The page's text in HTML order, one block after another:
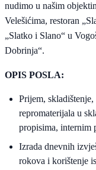
nudimo u našim
Velešićima, restoran
„Slatko i Slano“ u
Dobrinja“.
OPIS POSLA:
Prijem,
repromaterijala u
propisima, internim
Izrada dnevnih
rokova i korištenje